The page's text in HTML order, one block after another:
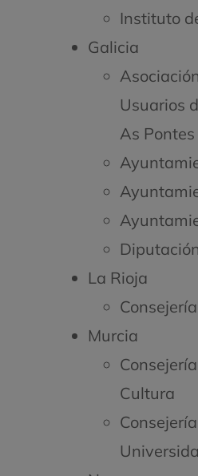
Instituto
Galicia
Usuarios
As
La Rioja
Murcia
Cultura